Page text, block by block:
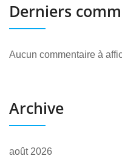
Derniers
Aucun commentaire à
Archive
août 2026